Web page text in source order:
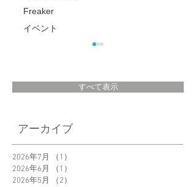
Freaker
イベント
＜New Product＞
Grasses Pouch 新発
売
さ
すべて表示
アーカイブ
2026年7月 （1）
2026年6月
（1）
2026年5月
（2）